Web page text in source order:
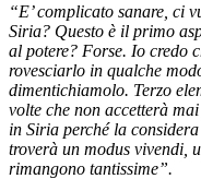
“E’ complicato sanare, ci
Siria? Questo è il primo
al potere? Forse. Io credo
rovesciarlo in qualche
dimentichiamolo. Terzo
volte che non accetterà
in Siria perché la
troverà un modus vivendi,
rimangono tantissime”.